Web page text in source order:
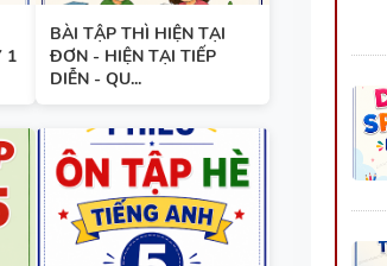
THEO TỪNG
KỲ 1 - CÓ ĐÁP ÁN
1
BÀI TẬP THÌ HIỆN TẠI
ĐƠN - HIỆN TẠI TIẾP
DIỄN - QU...